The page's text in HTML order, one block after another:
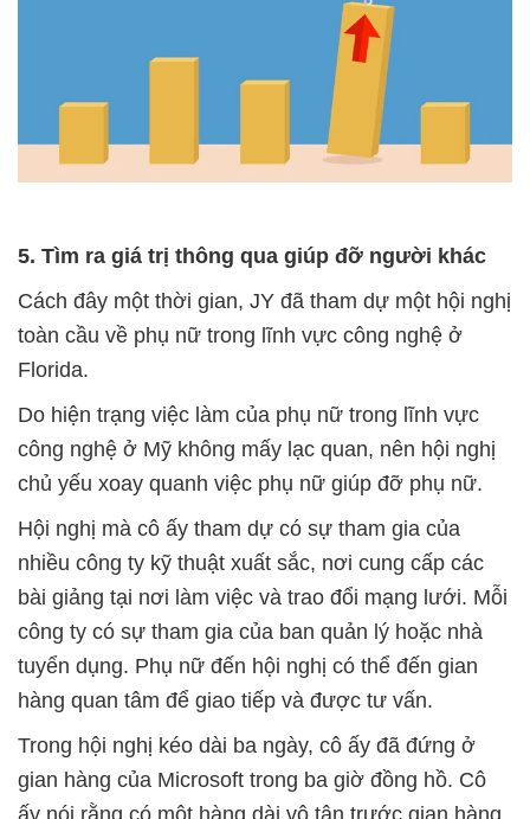
5. Tìm ra giá trị thông qua giúp đỡ người khác
Cách đây một thời gian, JY đã tham dự một hội nghị
toàn cầu về phụ nữ trong lĩnh vực công nghệ ở
Florida.
Do hiện trạng việc làm của phụ nữ trong lĩnh vực
công nghệ ở Mỹ không mấy lạc quan, nên hội nghị
chủ yếu xoay quanh việc phụ nữ giúp đỡ phụ nữ.
Hội nghị mà cô ấy tham dự có sự tham gia của
nhiều công ty kỹ thuật xuất sắc, nơi cung cấp các
bài giảng tại nơi làm việc và trao đổi mạng lưới. Mỗi
công ty có sự tham gia của ban quản lý hoặc nhà
tuyển dụng. Phụ nữ đến hội nghị có thể đến gian
hàng quan tâm để giao tiếp và được tư vấn.
Trong hội nghị kéo dài ba ngày, cô ấy đã đứng ở
gian hàng của Microsoft trong ba giờ đồng hồ. Cô